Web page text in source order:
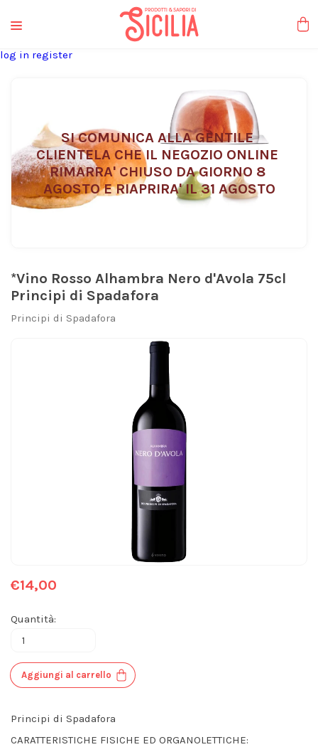
liquori tipici
log in register
SI COMUNICA ALLA GENTILE
CLIENTELA CHE IL NEGOZIO ONLINE
RIMARRA' CHIUSO DA GIORNO 8
AGOSTO E RIAPRIRA' IL 31 AGOSTO
*Vino Rosso Alhambra Nero d'Avola 75cl
Principi di Spadafora
Principi di Spadafora
€14,00
Quantità:
Aggiungi al carrello
Principi di Spadafora
CARATTERISTICHE FISICHE ED ORGANOLETTICHE: